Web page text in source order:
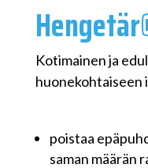
Kotimainen ja
huonekohtaiseen
poistaa
saman määrän